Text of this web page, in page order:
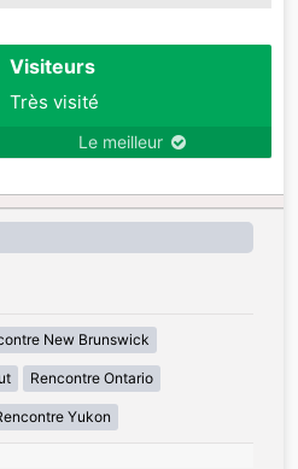
Visiteurs
Très visité
Le meilleur
New Brunswick
Rencontre Ontario
Yukon